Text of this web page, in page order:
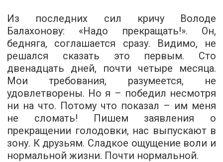
Из последних сил кричу Володе
Балахонову: «Надо прекращать!». Он,
бедняга, соглашается сразу. Видимо, не
решался сказать это первым. Сто
двенадцать дней, почти четыре месяца.
Мои требования, разумеется, не
удовлетворены. Но я – победил несмотря
ни на что. Потому что показал – им меня
не сломать! Пишем заявления о
прекращении голодовки, нас выпускают в
зону. К друзьям. Сладкое ощущение воли и
нормальной жизни. Почти нормальной.